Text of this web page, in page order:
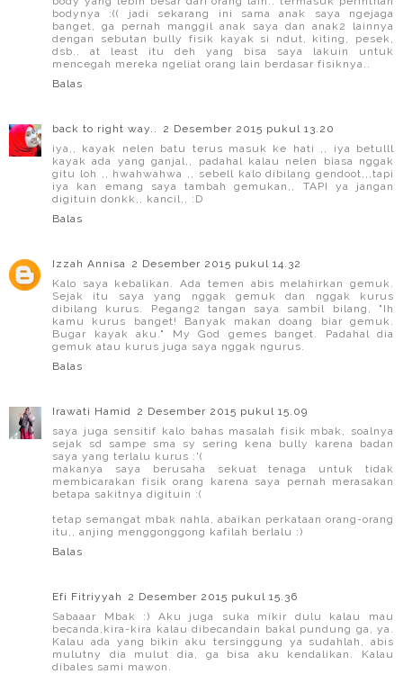
bodynya :(( jadi sekarang ini sama anak saya ngejaga
banget, ga pernah manggil anak saya dan anak2 lainnya
dengan sebutan bully fisik kayak si ndut, kiting, pesek,
dsb.. at least itu deh yang bisa saya lakuin untuk
mencegah mereka ngeliat orang lain berdasar fisiknya..
Balas
back to right way..
2 Desember 2015 pukul 13.20
iya,, kayak nelen batu terus masuk ke hati ,, iya betulll
kayak ada yang ganjal,, padahal kalau nelen biasa nggak
gitu loh ,, hwahwahwa ,, sebell kalo dibilang gendoot,,,tapi
iya kan emang saya tambah gemukan,, TAPI ya jangan
digituin donkk,, kancil,, :D
Balas
Izzah Annisa 2 Desember 2015 pukul 14.32
Kalo saya kebalikan. Ada temen abis melahirkan gemuk.
Sejak itu saya yang nggak gemuk dan nggak kurus
dibilang kurus. Pegang2 tangan saya sambil bilang, "Ih
kamu kurus banget! Banyak makan doang biar gemuk.
Bugar kayak aku." My God gemes banget. Padahal dia
gemuk atau kurus juga saya nggak ngurus.
Balas
Irawati Hamid 2 Desember 2015 pukul 15.09
saya juga sensitif kalo bahas masalah fisik mbak, soalnya
sejak sd sampe sma sy sering kena bully karena badan
saya yang terlalu kurus :'(
makanya saya berusaha sekuat tenaga untuk tidak
membicarakan fisik orang karena saya pernah merasakan
betapa sakitnya digituin :(
tetap semangat mbak nahla, abaikan perkataan orang-orang
itu,, anjing menggonggong kafilah berlalu :)
Balas
Efi Fitriyyah
2 Desember 2015 pukul 15.36
Sabaaar Mbak :) Aku juga suka mikir dulu kalau mau
becanda,kira-kira kalau dibecandain bakal pundung ga, ya.
Kalau ada yang bikin aku tersinggung ya sudahlah, abis
mulutny dia mulut dia, ga bisa aku kendalikan. Kalau
dibales sami mawon.